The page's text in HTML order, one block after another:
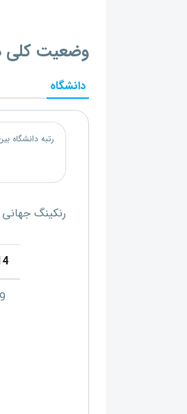
وضعیت کلی
دانشگاه
رتبه دانشگاه
رنکینگ جهانی